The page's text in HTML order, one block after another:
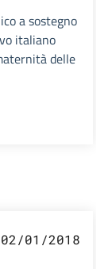
a sostegno
italiano
delle
02/01/2018